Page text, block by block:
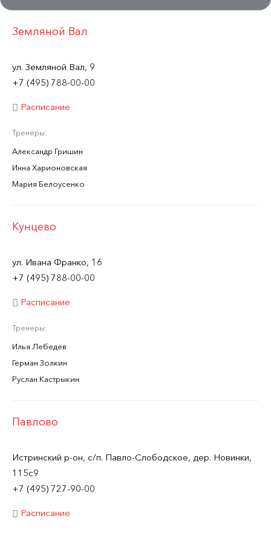
Земляной Вал
ул. Земляной Вал, 9
+7 (495) 788-00-00
Расписание
Тренеры:
Александр Гришин
Инна Харионовская
Мария Белоусенко
Кунцево
ул. Ивана Франко, 16
+7 (495) 788-00-00
Расписание
Тренеры:
Илья Лебедев
Герман Золкин
Руслан Кастрыкин
Павлово
Истринский р-он, с/п. Павло-Слободское, дер. Новинки,
115с9
+7 (495) 727-90-00
Расписание